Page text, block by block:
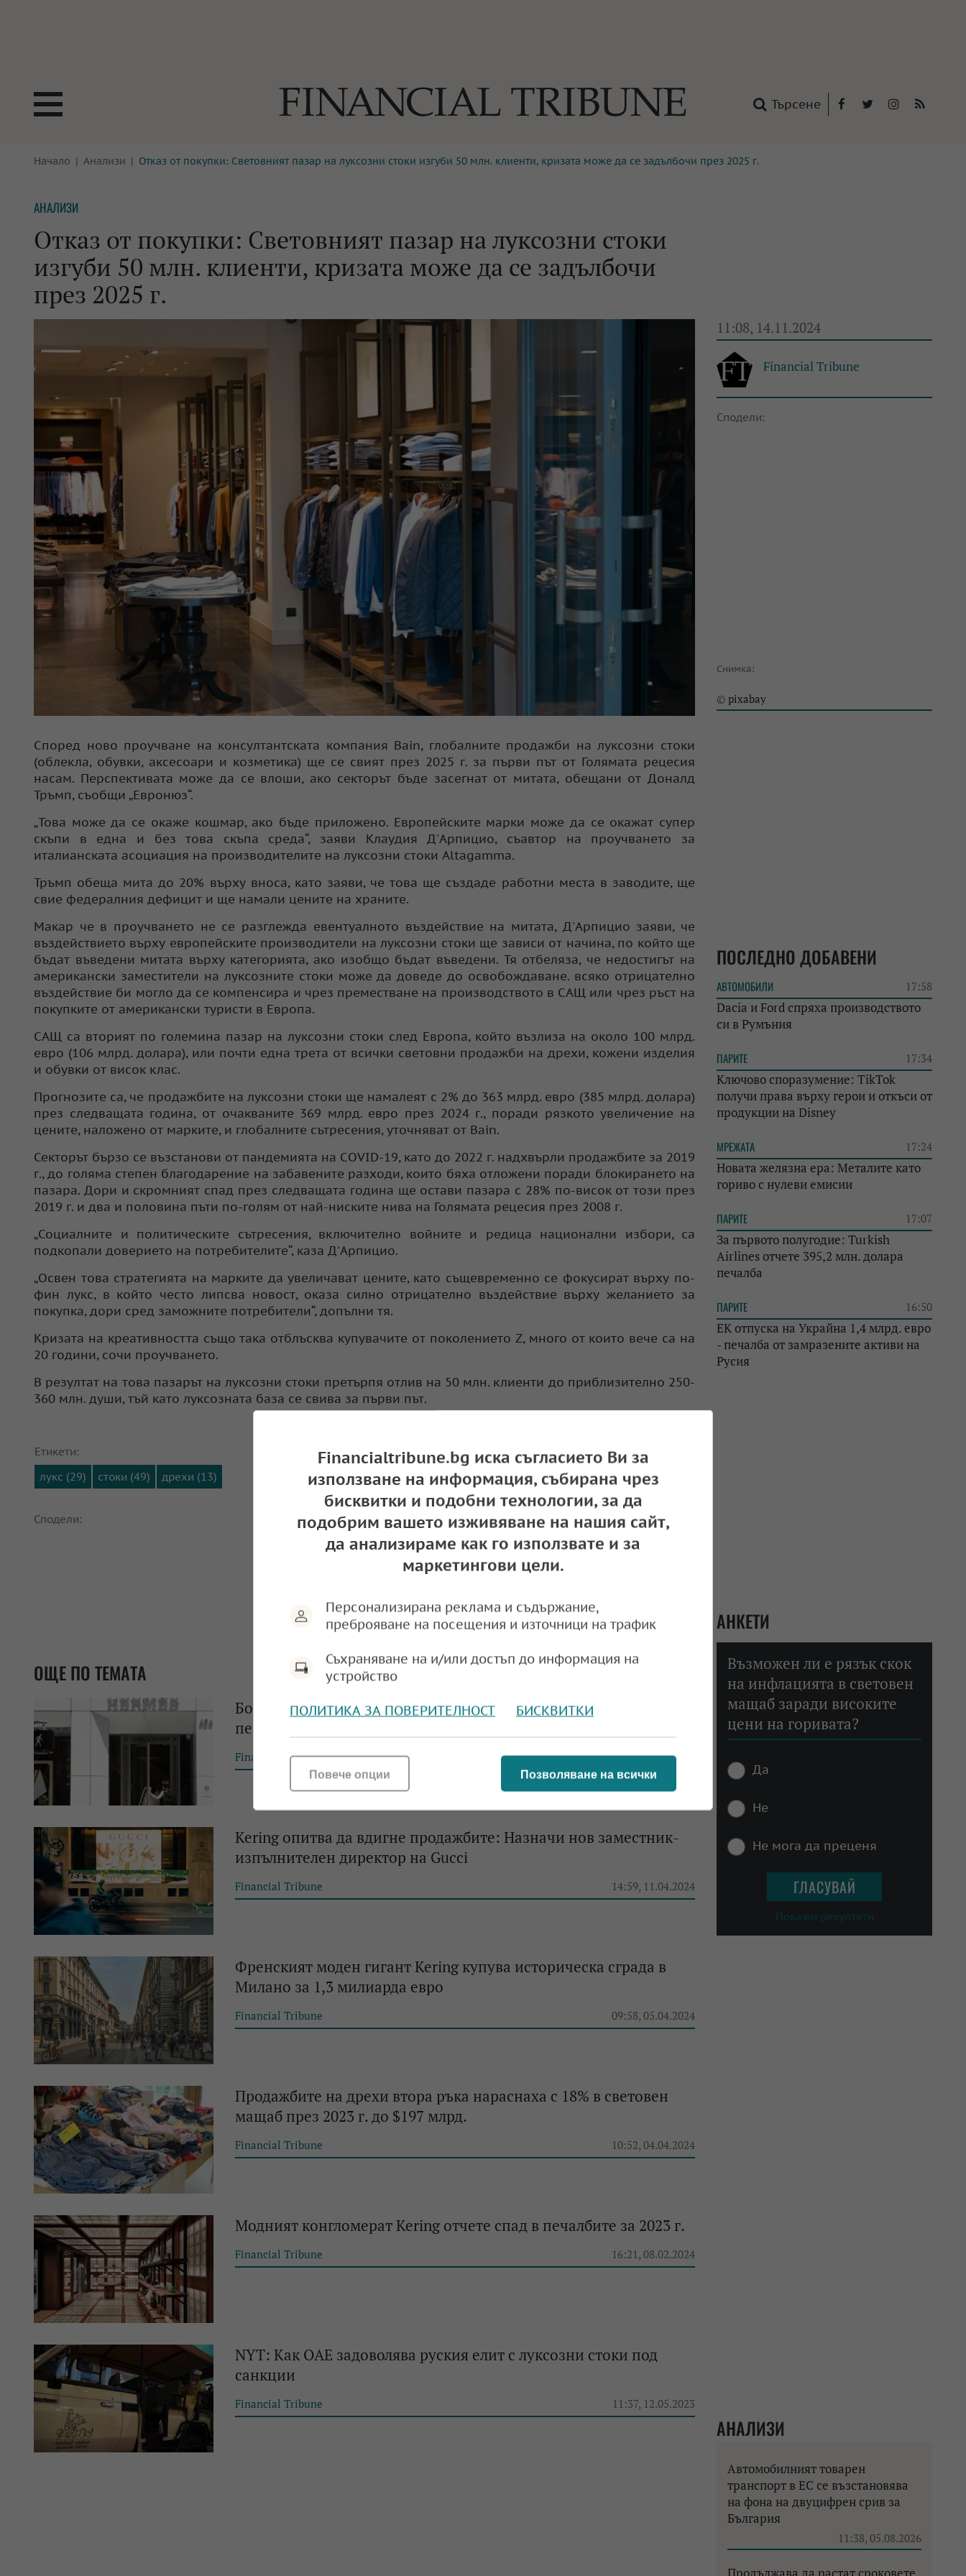
Търсене
БОРСИ
КРИПТО
БАНКИ
ПАРИТЕ
ЗАСТРАХОВАНЕ
ЕНЕРГЕТИКА
ТЕХНОЛОГИИ
ИМОТИ
АВТОМОБИЛИ
МУЛТИМЕДИЯ
За нас Реклама Контакти
Начало Анализи Отказ от покупки: Световният пазар на луксозни стоки изгуби 50 млн. клиенти, кризата може да се задълбочи през 2025 г.
АНАЛИЗИ
Отказ от покупки: Световният пазар на луксозни стоки
изгуби 50 млн. клиенти, кризата може да се задълбочи
през 2025 г.
11:08, 14.11.2024
Financial Tribune
Сподели:
Снимка:
© pixabay
Според ново проучване на консултантската компания Bain, глобалните продажби на луксозни стоки
(облекла, обувки, аксесоари и козметика) ще се свият през 2025 г. за първи път от Голямата рецесия
насам. Перспективата може да се влоши, ако секторът бъде засегнат от митата, обещани от Доналд
Тръмп, съобщи „Евронюз“.
„Това може да се окаже кошмар, ако бъде приложено. Европейските марки може да се окажат супер
скъпи в една и без това скъпа среда“, заяви Клаудия Д'Арпицио, съавтор на проучването за
италианската асоциация на производителите на луксозни стоки Altagamma.
Тръмп обеща мита до 20% върху вноса, като заяви, че това ще създаде работни места в заводите, ще
свие федералния дефицит и ще намали цените на храните.
Макар че в проучването не се разглежда евентуалното въздействие на митата, Д'Арпицио заяви, че
въздействието върху европейските производители на луксозни стоки ще зависи от начина, по който ще
бъдат въведени митата върху категорията, ако изобщо бъдат въведени. Тя отбеляза, че недостигът на
американски заместители на луксозните стоки може да доведе до освобождаване. всяко отрицателно
въздействие би могло да се компенсира и чрез преместване на производството в САЩ или чрез ръст на
покупките от американски туристи в Европа.
САЩ са вторият по големина пазар на луксозни стоки след Европа, който възлиза на около 100 млрд.
евро (106 млрд. долара), или почти една трета от всички световни продажби на дрехи, кожени изделия
и обувки от висок клас.
Прогнозите са, че продажбите на луксозни стоки ще намалеят с 2% до 363 млрд. евро (385 млрд. долара)
през следващата година, от очакваните 369 млрд. евро през 2024 г., поради рязкото увеличение на
цените, наложено от марките, и глобалните сътресения, уточняват от Bain.
Секторът бързо се възстанови от пандемията на COVID-19, като до 2022 г. надхвърли продажбите за 2019
г., до голяма степен благодарение на забавените разходи, които бяха отложени поради блокирането на
пазара. Дори и скромният спад през следващата година ще остави пазара с 28% по-висок от този през
2019 г. и два и половина пъти по-голям от най-ниските нива на Голямата рецесия през 2008 г.
„Социалните и политическите сътресения, включително войните и редица национални избори, са
подкопали доверието на потребителите“, каза Д'Арпицио.
„Освен това стратегията на марките да увеличават цените, като същевременно се фокусират върху по-
фин лукс, в който често липсва новост, оказа силно отрицателно въздействие върху желанието за
покупка, дори сред заможните потребители“, допълни тя.
Кризата на креативността също така отблъсква купувачите от поколението Z, много от които вече са на
20 години, сочи проучването.
В резултат на това пазарът на луксозни стоки претърпя отлив на 50 млн. клиенти до приблизително 250-
360 млн. души, тъй като луксозната база се свива за първи път.
Етикети:
лукс (29)
стоки (49) дрехи (13)
Сподели:
ОЩЕ ПО ТЕМАТА
Богатите обичат лукса: Hermes регистрира 10% ръст на
печалбата си през третото тримесечие
Financial Tribune 13:19, 24.10.2024
Kering опитва да вдигне продажбите: Назначи нов заместник-
изпълнителен директор на Gucci
Financial Tribune 14:59, 11.04.2024
Френският моден гигант Kering купува историческа сграда в
Милано за 1,3 милиарда евро
Financial Tribune 09:58, 05.04.2024
Продажбите на дрехи втора ръка нараснаха с 18% в световен
мащаб през 2023 г. до $197 млрд.
Financial Tribune 10:52, 04.04.2024
Модният конгломерат Kering отчете спад в печалбите за 2023 г.
Financial Tribune 16:21, 08.02.2024
NYT: Как ОАЕ задоволява руския елит с луксозни стоки под
санкции
Financial Tribune 11:37, 12.05.2023
ПОСЛЕДНО ДОБАВЕНИ
АВТОМОБИЛИ 17:58
Dacia и Ford спряха производството
си в Румъния
ПАРИТЕ 17:34
Ключово споразумение: TikTok
получи права върху герои и откъси от
продукции на Disney
МРЕЖАТА 17:24
Новата желязна ера: Металите като
гориво с нулеви емисии
ПАРИТЕ 17:07
За първото полугодие: Turkish
Airlines отчете 395,2 млн. долара
печалба
ПАРИТЕ 16:50
ЕК отпуска на Украйна 1,4 млрд. евро
- печалба от замразените активи на
Русия
АНКЕТИ
Възможен ли е рязък скок
на инфлацията в световен
мащаб заради високите
цени на горивата?
Да
Не
Не мога да преценя
Покажи резултати
АНАЛИЗИ
Автомобилният товарен
транспорт в ЕС се възстановява
на фона на двуцифрен срив за
България
11:38, 05.08.2026
Financialtribune.bg иска съгласието Ви за
използване на информация, събирана чрез
бисквитки и подобни технологии, за да
подобрим вашето изживяване на нашия сайт,
да анализираме как го използвате и за
маркетингови цели.
Персонализирана реклама и съдържание,
преброяване на посещения и източници на трафик
Съхраняване на и/или достъп до информация на
устройство
ПОЛИТИКА ЗА ПОВЕРИТЕЛНОСТ БИСКВИТКИ
Позволяване на всички
Повече опции